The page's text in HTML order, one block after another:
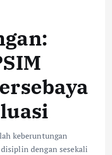
keberuntungan
dengan sesekali